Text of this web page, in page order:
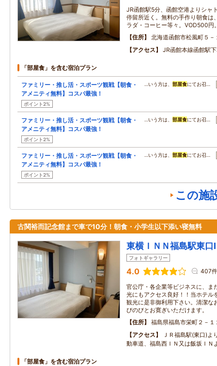
JR函館駅5分、函館空港よりシャ
停留所近く。無料の手作り朝食は
ラダ・コーヒー等々。VOD500円
住所
北海道函館市松風町５－
アクセス
JR函館本線函館駅
「部屋食」を含む宿泊プラン
ファミリー・推し活・スポーツ観戦【朝食・
アメニティ無料】コスパ最強！
ポイント2%
…いう方は、 部屋食にてお召…
ファミリー・推し活・スポーツ観戦【朝食・
アメニティ無料】コスパ最強！
ポイント2%
…いう方は、 部屋食にてお召…
ファミリー・推し活・スポーツ観戦【朝食・
アメニティ無料】コスパ最強！
ポイント2%
…いう方は、 部屋食にてお召…
この施
古関裕而記念館まで車で10分！朝食・小学生以下添い寝無料
東横ＩＮＮ福島駅東口Ⅰ
フォトギャラリー
4.0 407件
官公庁・各企業等ビジネスに、ま
光にもアクセス良好！！当ホテル
観光に是非御利用下さい。清潔な
びのびとお寛ぎいただけます。
住所
福島県福島市栄町２－１
アクセス
ＪＲ福島駅(東口)よ
動車道、福島西ＩＮ又は飯坂ＩＮ
「部屋食」を含む宿泊プラン